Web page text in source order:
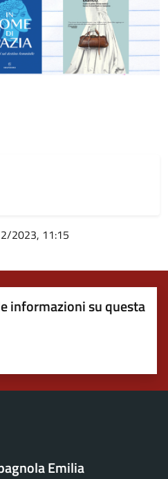
2023, 11:15
informazioni su questa
su 5
5
Emilia